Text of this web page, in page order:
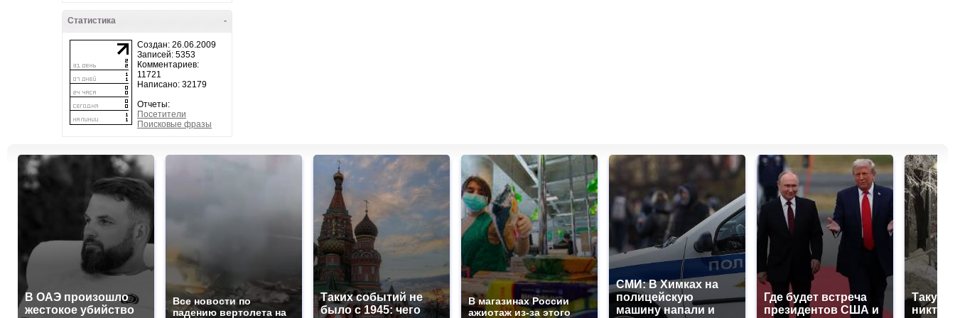
-
Статистика
Создан: 26.06.2009
Записей: 5353
Комментариев:
11721
Написано: 32179
Отчеты:
Посетители
Поисковые фразы
В ОАЭ произошло
жестокое убийство
Все новости по
падению вертолета на
Таких событий не
было с 1945: чего
В магазинах России
ажиотаж из-за этого
СМИ: В Химках на
полицейскую
машину напали и
Где будет встреча
президентов США и
Такую
никто